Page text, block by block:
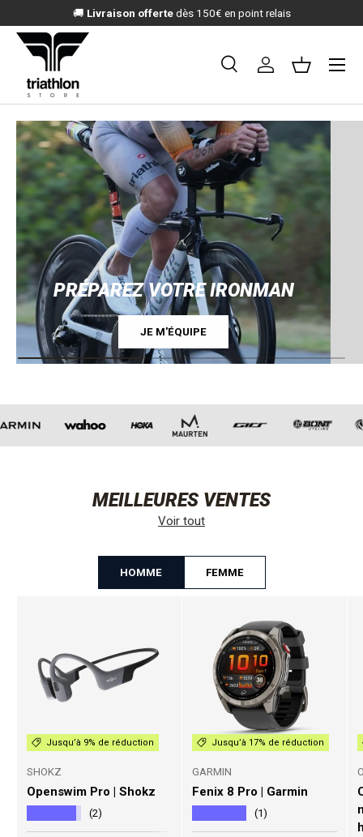
ALLER AU CONTENU
🚚 Livraison offertedès 150€ en point relais
Recherche
RechercheSe connecter
Panier
Menu
PRÉPAREZ VOTRE IRONMAN
JE M'ÉQUIPE
MEILLEURES VENTES
Voir tout
HOMME FEMME
Jusqu’à 9% de réduction
SHOKZ
Openswim Pro | Shokz
(2)
Jusqu’à 17% de réduction
GARMIN
Fenix 8 Pro | Garmin
(1)